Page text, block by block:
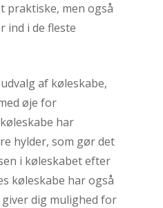
praktiske, men også
ind i de fleste
af køleskabe,
øje for
har
hylder, som gør det
i køleskabet efter
køleskabe har også
dig mulighed for